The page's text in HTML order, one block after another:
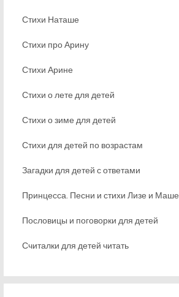
Стихи Наташе
Стихи про Арину
Стихи Арине
Стихи о лете для детей
Стихи о зиме для детей
Стихи для детей по возрастам
Загадки для детей с ответами
Принцесса. Песни и стихи Лизе и Маше
Пословицы и поговорки для детей
Считалки для детей читать